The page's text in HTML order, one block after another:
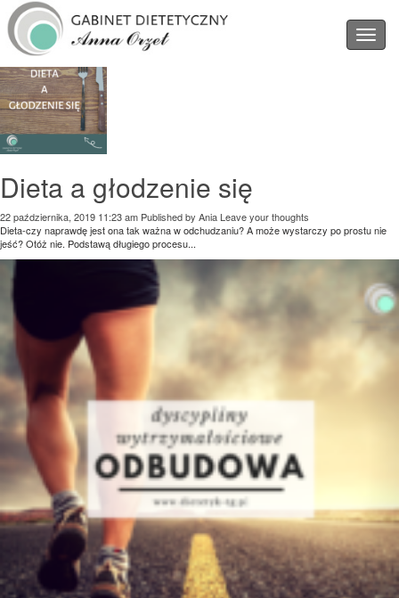
Categories for Blog
Dieta a głodzenie się
22 października, 2019 11:23 am Published by Ania Leave your thoughts
Dieta-czy naprawdę jest ona tak ważna w odchudzaniu? A może wystarczy po prostu nie
jeść? Otóż nie. Podstawą długiego procesu...